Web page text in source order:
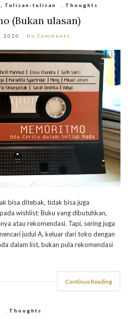
Tulisan-tulisan Thoughts
(Bukan ulasan)
2020 No Comments
bisa ditebak, tidak bisa juga
wishlist: Buku yang dibutuhkan,
atau rekomendasi. Tapi, sering juga
judul A, keluar dari toko dengan
dalam list, bukan pula rekomendasi
Continue Reading
Thoughts